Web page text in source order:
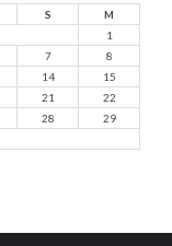
S
M
1
7
8
14
15
21
22
28
29